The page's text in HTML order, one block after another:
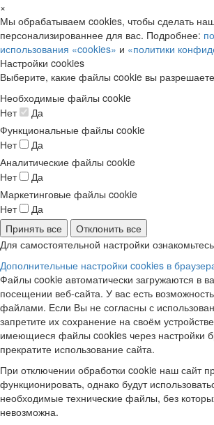
×
Мы обрабатываем cookies, чтобы сделать
персонализированнее для вас. Подробнее:
использования «cookies» и «политики
Настройки cookies
Выберите, какие файлы cookie вы разрешаете
Необходимые файлы cookie
Нет
Да
Функциональные файлы cookie
Нет
Да
Аналитические файлы cookie
Нет
Да
Маркетинговые файлы cookie
Нет
Да
Принять все
Отклонить все
Для самостоятельной настройки
Дополнительные настройки cookies в
Файлы cookie автоматически загружаются в
посещении веб-сайта. У вас есть
файлами. Если Вы не согласны с
запретите их сохранение на своём
имеющиеся файлы cookies через настройки
прекратите использование сайта.
При отключении обработки cookie наш сайт
функционировать, однако будут
необходимые технические файлы, без
невозможна.